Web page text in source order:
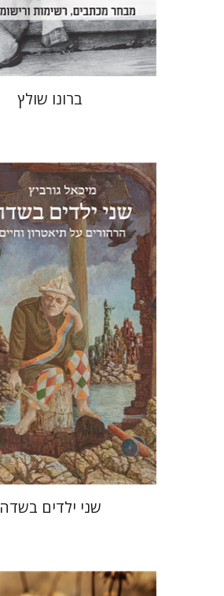
הנחת אתר ספר מודפס
$35
$32
ברונו שולץ
מיכאל גורביץ
אריאל הירשפלד
הנחת אתר ספר מודפס
$31
$28
שני ילדים בשדה